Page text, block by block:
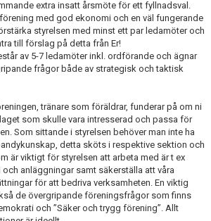
extra insatt årsmöte för ett fyllnadsval.
med god ekonomi och en väl fungerande
styrelsen med minst ett par ledamöter och
till förslag på detta från Er!
av 5-7 ledamöter inkl. ordförande och ägnar
frågor både av strategisk och taktisk
tränare som föräldrar, funderar på om ni
som skulle vara intresserad och passa för
Som sittande i styrelsen behöver man inte ha
detta sköts i respektive sektion och
är viktigt för styrelsen att arbeta med är t ex
anläggningar samt säkerställa att våra
för att bedriva verksamheten. En viktig
de övergripande föreningsfrågor som finns
och ”Säker och trygg förening”. Allt